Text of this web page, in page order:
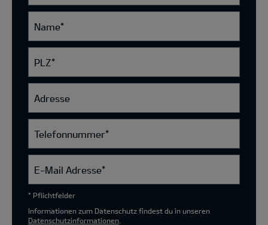
Name*
PLZ*
Adresse
Telefonnummer*
E-Mail Adresse*
* Pflichtfelder
Informationen zum Datenschutz findest du in unseren
Datenschutzinformationen